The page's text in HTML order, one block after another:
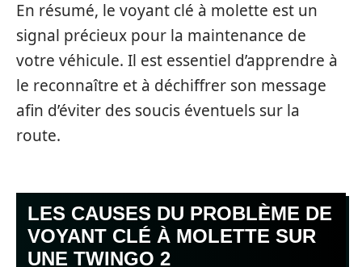
En résumé, le voyant clé à molette est un
signal précieux pour la maintenance de
votre véhicule. Il est essentiel d’apprendre à
le reconnaître et à déchiffrer son message
afin d’éviter des soucis éventuels sur la
route.
LES CAUSES DU PROBLÈME DE
VOYANT CLÉ À MOLETTE SUR
UNE TWINGO 2